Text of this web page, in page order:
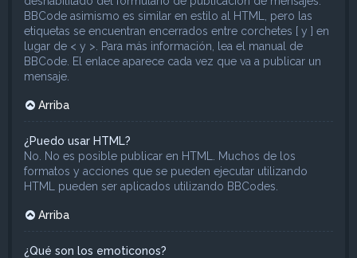
BBCode asimismo es similar en estilo al HTML, pero las
etiquetas se encuentran encerrados entre corchetes [ y ] en
lugar de < y >. Para más información, lea el manual de
BBCode. El enlace aparece cada vez que va a publicar un
mensaje.
Arriba
¿Puedo usar HTML?
No. No es posible publicar en HTML. Muchos de los
formatos y acciones que se pueden ejecutar utilizando
HTML pueden ser aplicados utilizando BBCodes.
Arriba
¿Qué son los emoticonos?